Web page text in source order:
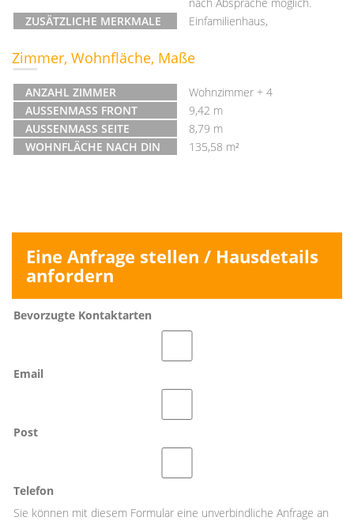
ZUSÄTZLICHE MERKMALE
Einfamilienhaus,
Zimmer, Wohnfläche, Maße
ANZAHL ZIMMER
Wohnzimmer + 4
AUSSENMASS FRONT
9,42 m
AUSSENMASS SEITE
8,79 m
WOHNFLÄCHE NACH DIN
135,58 m²
Eine Anfrage stellen / Hausdetails
anfordern
Bevorzugte Kontaktarten
Email
Post
Telefon
Sie können mit diesem Formular eine unverbindliche Anfrage an